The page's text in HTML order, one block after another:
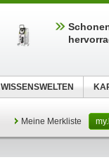
Meine Merkliste
WISSENSWELTEN